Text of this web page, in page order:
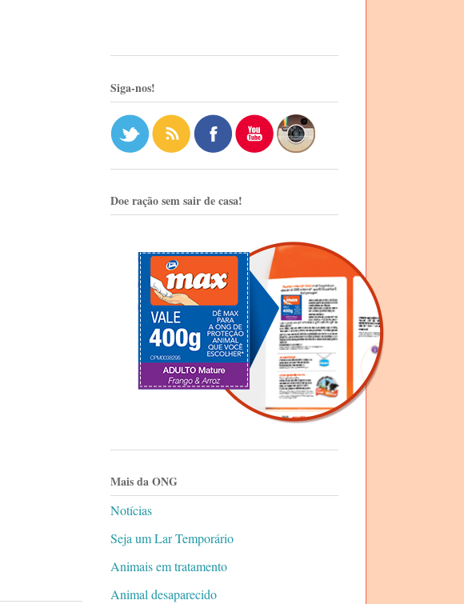
Siga-nos!
Doe ração sem sair de casa!
Mais da ONG
Notícias
Seja um Lar Temporário
Animais em tratamento
Animal desaparecido